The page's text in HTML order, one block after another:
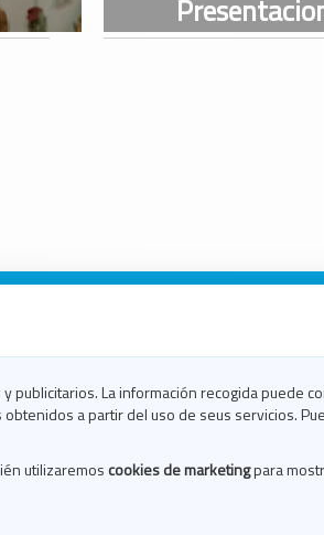
publicitarios. La información recogida puede
a partir del uso de seus servicios.
utilizaremos cookies de marketingpara